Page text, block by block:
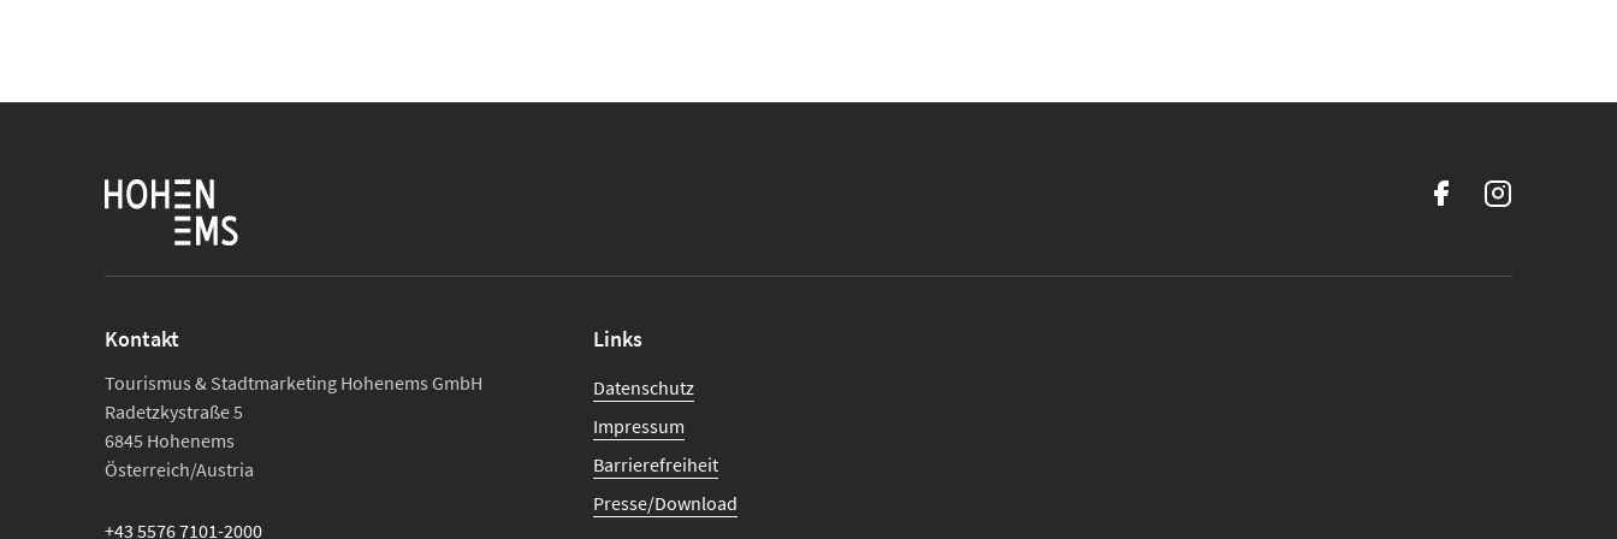
Kontakt
Tourismus & Stadtmarketing Hohenems GmbH
Radetzkystraße 5
6845 Hohenems
Österreich/Austria
+43 5576 7101-2000
Links
Datenschutz
Impressum
Barrierefreiheit
Presse/Download